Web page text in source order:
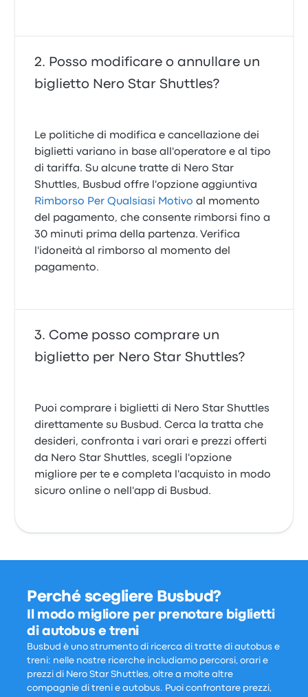
Posso modificare o annullare un
biglietto Nero Star Shuttles?
Le politiche di modifica e cancellazione dei
biglietti variano in base all'operatore e al tipo
di tariffa. Su alcune tratte di Nero Star
Shuttles, Busbud offre l'opzione aggiuntiva
Rimborso Per Qualsiasi Motivo al momento
del pagamento, che consente rimborsi fino a
30 minuti prima della partenza. Verifica
l'idoneità al rimborso al momento del
pagamento.
Come posso comprare un
biglietto per Nero Star Shuttles?
Puoi comprare i biglietti di Nero Star Shuttles
direttamente su Busbud. Cerca la tratta che
desideri, confronta i vari orari e prezzi offerti
da Nero Star Shuttles, scegli l'opzione
migliore per te e completa l'acquisto in modo
sicuro online o nell'app di Busbud.
Perché scegliere Busbud?
Il modo migliore per prenotare biglietti
di autobus e treni
Busbud è uno strumento di ricerca di tratte di autobus e
treni: nelle nostre ricerche includiamo percorsi, orari e
prezzi di Nero Star Shuttles, oltre a molte altre
compagnie di treni e autobus. Puoi confrontare prezzi,